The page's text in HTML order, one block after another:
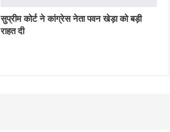
सुप्रीम कोर्ट ने कांग्रेस नेता पवन खेड़ा को बड़ी
राहत दी